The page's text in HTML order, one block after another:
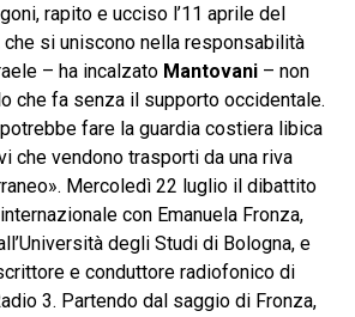
rapito e ucciso l’11 aprile del
che si uniscono nella responsabilità
– ha incalzato Mantovani– non
che fa senza il supporto occidentale.
fare la guardia costiera libica
che vendono trasporti da una riva
Mercoledì 22 luglio il dibattito
con Emanuela Fronza,
degli Studi di Bologna, e
e conduttore radiofonico di
3. Partendo dal saggio di Fronza,